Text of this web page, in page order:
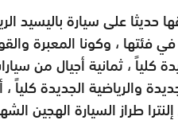
حديثا على سيارة باليسيد
فئتها ، وكونا المعبرة
كلياً ، ثمانية أجيال من
والرياضية الجديدة
طراز السيارة الهجين